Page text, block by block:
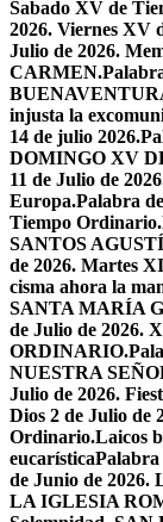
Sabado XV de
2026. Viernes XV
Julio de 2026.
CARMEN.
injusta la
14 de julio 2026.
DOMINGO XV
11 de Julio de
Europa.Palabra
Tiempo Ordinario.
SANTOS
de 2026. Martes
cisma ahora la
SANTA MARÍA
de Julio de 2026.
ORDINARIO.
NUESTRA
Julio de 2026.
Dios 2 de Julio de
Ordinario.Laicos
eucarísticaPalabra
de Junio de
LA IGLESIA